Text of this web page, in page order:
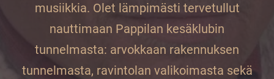
musiikkia. Olet lämpimästi tervetullut
nauttimaan Pappilan kesäklubin
tunnelmasta: arvokkaan rakennuksen
tunnelmasta, ravintolan valikoimasta sekä